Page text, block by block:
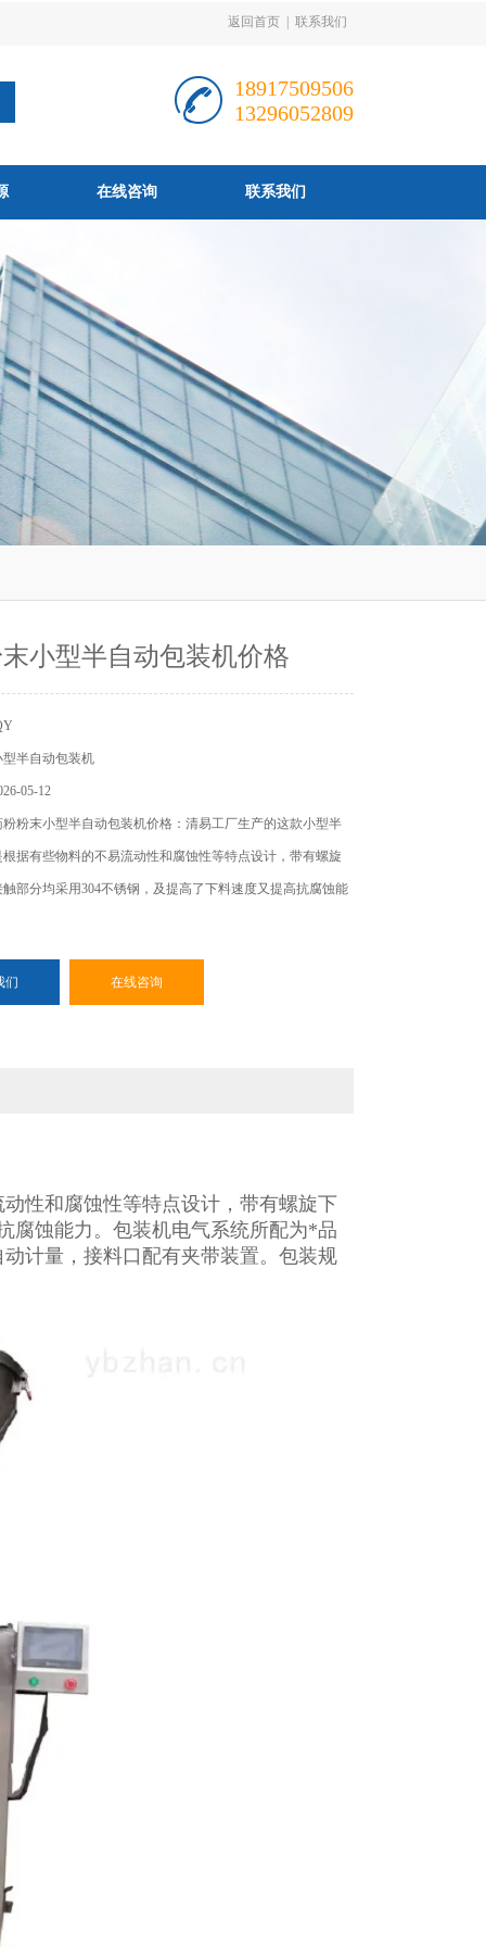
返回首页 联系我们
18917509506
13296052809
在线咨询 联系我们
小型半自动包装机价格
半自动包装机
05-12
粉末小型半自动包装机价格：清易工厂生产的这款小型半
据有些物料的不易流动性和腐蚀性等特点设计，带有螺旋
部分均采用304不锈钢，及提高了下料速度又提高抗腐蚀能
们 在线咨询
性和腐蚀性等特点设计，带有螺旋下
腐蚀能力。包装机电气系统所配为*品
计量，接料口配有夹带装置。包装规